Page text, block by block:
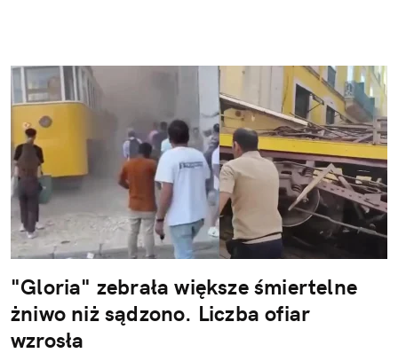
"Gloria" zebrała większe śmiertelne
żniwo niż sądzono. Liczba ofiar
wzrosła